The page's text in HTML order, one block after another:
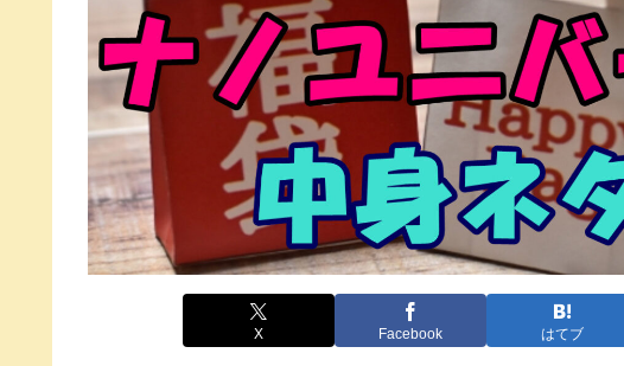
X Facebook はてブ